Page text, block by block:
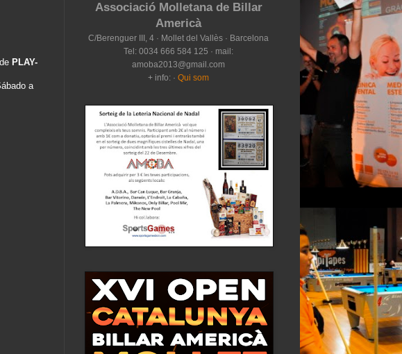
PLAY-
a
Associació Molletana de Billar
Americà
C/Berenguer III, 4 · Mollet del Vallès · Barcelona
Tel: 0034 666 584 125 · mail:
amoba2013@gmail.com
+ info: · Qui som